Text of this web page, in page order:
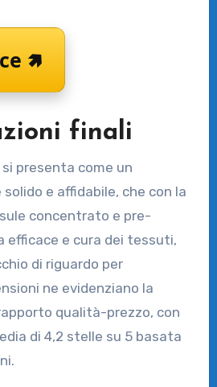
🢅
finali
si presenta come un
e affidabile, che con la
concentrato e pre-
efficace e cura dei tessuti,
di riguardo per
ne evidenziano la
qualità-prezzo, con
di 4,2 stelle su 5 basata